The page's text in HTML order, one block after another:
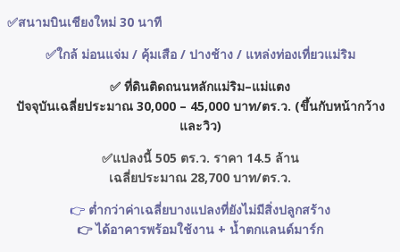
✅สนามบินเชียงใหม่ 30 นาที
✅ใกล้ ม่อนแจ่ม / คุ้มเสือ / ปางช้าง / แหล่งท่องเที่ยวแม่ริม
✅ ที่ดินติดถนนหลักแม่ริม–แม่แตง
ปัจจุบันเฉลี่ยประมาณ 30,000 – 45,000 บาท/ตร.ว. (ขึ้นกับหน้ากว้าง
และวิว)
✅แปลงนี้ 505 ตร.ว. ราคา 14.5 ล้าน
เฉลี่ยประมาณ 28,700 บาท/ตร.ว.
👉 ต่ำกว่าค่าเฉลี่ยบางแปลงที่ยังไม่มีสิ่งปลูกสร้าง
👉 ได้อาคารพร้อมใช้งาน + น้ำตกแลนด์มาร์ก